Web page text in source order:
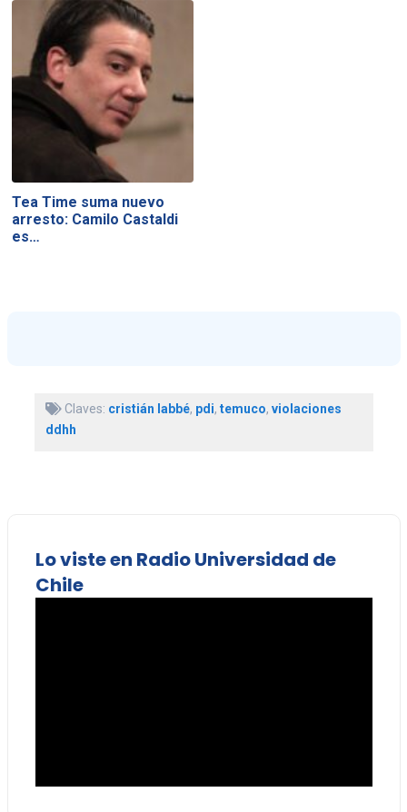
Tea Time suma nuevo
arresto: Camilo Castaldi
es…
Claves: cristián labbé, pdi, temuco, violaciones
ddhh
Lo viste en Radio Universidad de
Chile